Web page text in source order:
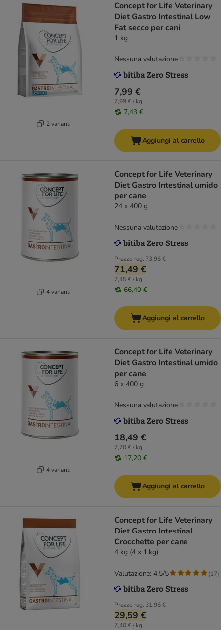
2 varianti
Concept for Life Veterinary
Diet Gastro Intestinal Low
Fat secco per cani
1 kg
7,99 €
7,99 € / kg
7,43 €
Nessuna valutazione
Aggiungi al carrello
4 varianti
Concept for Life Veterinary
Diet Gastro Intestinal umido
per cane
24 x 400 g
Prezzo reg. 73,96 €
71,49 €
7,45 € / kg
66,49 €
Nessuna valutazione
Aggiungi al carrello
4 varianti
Concept for Life Veterinary
Diet Gastro Intestinal umido
per cane
6 x 400 g
18,49 €
7,70 € / kg
17,20 €
Nessuna valutazione
Aggiungi al carrello
Concept for Life Veterinary
Diet Gastro Intestinal
Crocchette per cane
4 kg (4 x 1 kg)
Prezzo reg. 31,96 €
29,59 €
7,40 € / kg
Valutazione: 4.5/5 (17)